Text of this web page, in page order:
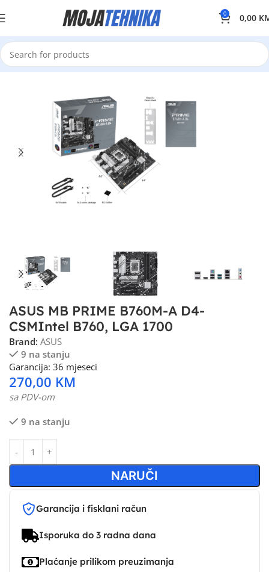
0 0,00
ASUS MB PRIME B760M-A D4-
CSMIntel B760, LGA 1700
Brand: ASUS
9 na stanju
Garancija: 36 mjeseci
270,00 KM
sa PDV-om
9 na stanju
NARUČI
Garancija i fisklani račun
Isporuka do 3 radna dana
Plaćanje prilikom preuzimanja